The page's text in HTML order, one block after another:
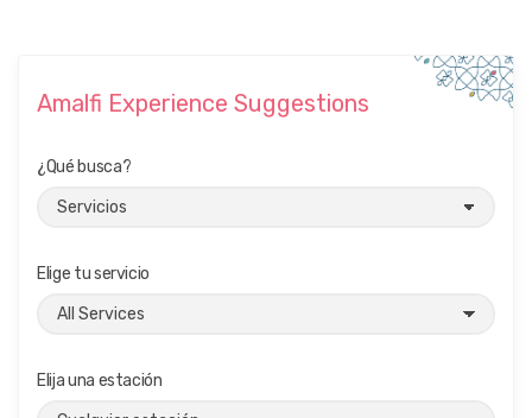
Amalfi Experience Suggestions
¿Qué busca?
Elige tu servicio
Elija una estación